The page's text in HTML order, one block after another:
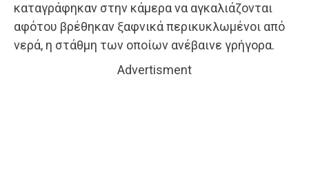
καταγράφηκαν στην κάμερα να αγκαλιάζονται
αφότου βρέθηκαν ξαφνικά περικυκλωμένοι από
νερά, η στάθμη των οποίων ανέβαινε γρήγορα.
Advertisment